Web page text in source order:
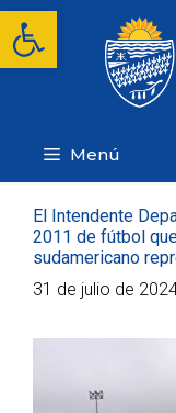
Abrir barra
Saltar
contenido
Menú
El Intendente
2011 de fútbol
sudamericano
31 de julio de